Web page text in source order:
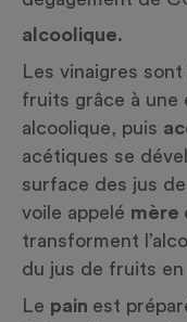
alcoolique.
Les vinaigres
fruits grâce à une
alcoolique, puis
acétiques se
surface des jus
voile appelé mère
transforment
du jus de fruits
Le pain est